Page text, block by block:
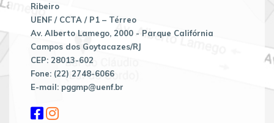
Ribeiro
UENF / CCTA / P1 – Térreo
Av. Alberto Lamego, 2000 - Parque Califórnia
Campos dos Goytacazes/RJ
CEP: 28013-602
Fone: (22) 2748-6066
E-mail: pggmp@uenf.br